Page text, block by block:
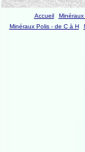
Accueil Minéraux
Minéraux Polis - de C à H